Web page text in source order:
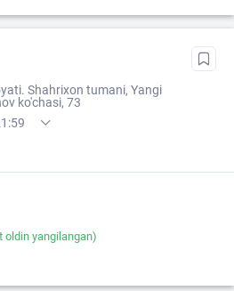
Shahrixon tumani, Yangi
ko'chasi, 73
oldin yangilangan)